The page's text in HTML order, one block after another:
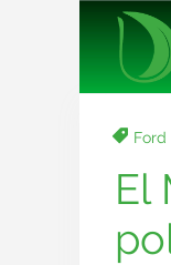
Ford
El